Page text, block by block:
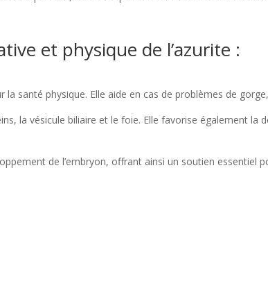
et physique de l’azurite :
la santé physique. Elle aide en cas de problèmes de
la vésicule biliaire et le foie. Elle favorise également
de l’embryon, offrant ainsi un soutien essentiel